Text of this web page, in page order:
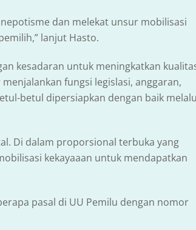
dan melekat unsur mobilisasi
lanjut Hasto.
kesadaran untuk meningkatkan
fungsi legislasi, anggaran,
betul dipersiapkan dengan baik
Di dalam proporsional terbuka yang
kekayaaan untuk mendapatkan
pasal di UU Pemilu dengan nomor